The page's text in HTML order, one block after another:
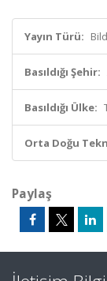
Yayın Türü:
Basıldığı Şehir:
Basıldığı Ülke:
Orta Doğu
Paylaş